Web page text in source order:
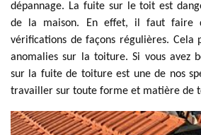
dépannage. La fuite sur le toit est
de la maison. En effet, il faut faire
vérifications de façons régulières. Cela
anomalies sur la toiture. Si vous avez
sur la fuite de toiture est une de nos
travailler sur toute forme et matière de